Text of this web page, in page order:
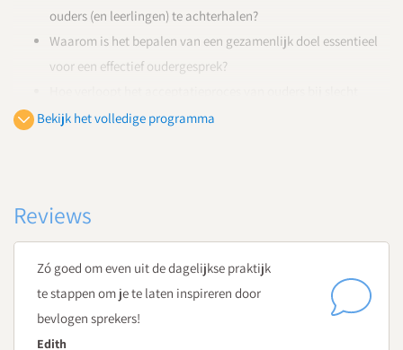
ouders (en leerlingen) te achterhalen?
Waarom is het bepalen van een gezamenlijk doel essentieel
voor een effectief oudergesprek?
nieuws?
Hoe onderzoek je een probleem in een oudergesprek?
Wat zijn valkuilen bij het stellen van vragen?
Hoofdstuk 5
Acties concretiseren
Bekijk het volledige programma
Reviews
Zó goed om even uit de dagelijkse praktijk
te stappen om je te laten inspireren door
bevlogen sprekers!
Edith